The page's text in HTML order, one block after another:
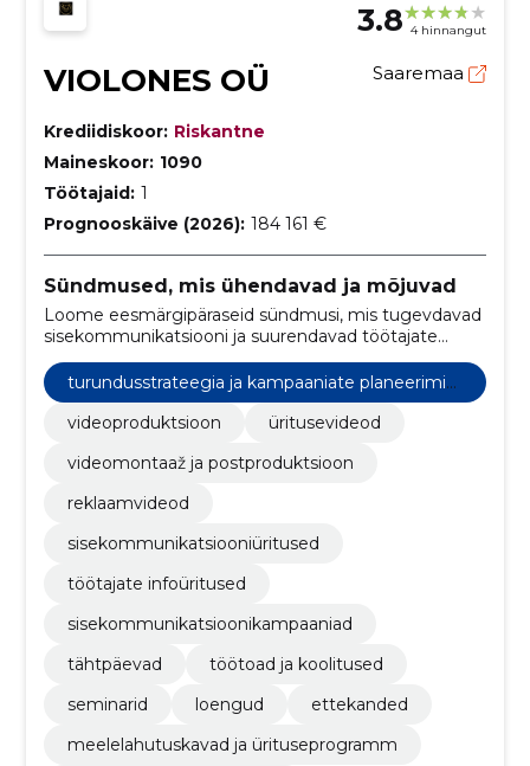
3.8 4 hinnangut
VIOLONES OÜ Saaremaa
Krediidiskoor: Riskantne
Maineskoor: 1090
Töötajaid: 1
Prognooskäive (2026): 184 161 €
Sündmused, mis ühendavad ja mõjuvad
Loome eesmärgipäraseid sündmusi, mis tugevdavad
sisekommunikatsiooni ja suurendavad töötajate
kaasatust. Pakume töötubasid, professionaalset
videoproduktsiooni ja kampaaniaplaneerimist.
turundusstrateegia ja kampaaniate planeerimin
e
videoproduktsioon
üritusevideod
videomontaaž ja postproduktsioon
reklaamvideod
sisekommunikatsiooniüritused
töötajate infoüritused
sisekommunikatsioonikampaaniad
tähtpäevad
töötoad ja koolitused
seminarid
loengud
ettekanded
meelelahutuskavad ja ürituseprogramm